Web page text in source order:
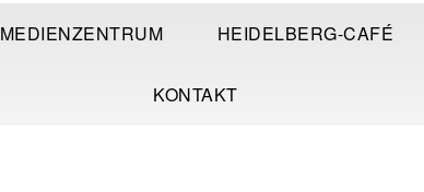
MEDIENZENTRUM HEIDELBERG-CAFÉ
KONTAKT